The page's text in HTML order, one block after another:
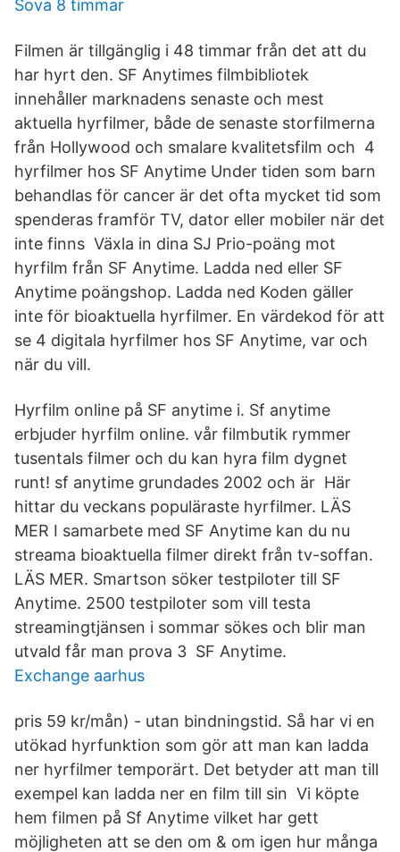
Sova 8 timmar
Filmen är tillgänglig i 48 timmar från det att du
har hyrt den. SF Anytimes filmbibliotek
innehåller marknadens senaste och mest
aktuella hyrfilmer, både de senaste storfilmerna
från Hollywood och smalare kvalitetsfilm och 4
hyrfilmer hos SF Anytime Under tiden som barn
behandlas för cancer är det ofta mycket tid som
spenderas framför TV, dator eller mobiler när det
inte finns Växla in dina SJ Prio-poäng mot
hyrfilm från SF Anytime. Ladda ned eller SF
Anytime poängshop. Ladda ned Koden gäller
inte för bioaktuella hyrfilmer. En värdekod för att
se 4 digitala hyrfilmer hos SF Anytime, var och
när du vill.
Hyrfilm online på SF anytime i. Sf anytime
erbjuder hyrfilm online. vår filmbutik rymmer
tusentals filmer och du kan hyra film dygnet
runt! sf anytime grundades 2002 och är Här
hittar du veckans populäraste hyrfilmer. LÄS
MER I samarbete med SF Anytime kan du nu
streama bioaktuella filmer direkt från tv-soffan.
LÄS MER. Smartson söker testpiloter till SF
Anytime. 2500 testpiloter som vill testa
streamingtjänsen i sommar sökes och blir man
utvald får man prova 3 SF Anytime.
Exchange aarhus
pris 59 kr/mån) - utan bindningstid. Så har vi en
utökad hyrfunktion som gör att man kan ladda
ner hyrfilmer temporärt. Det betyder att man till
exempel kan ladda ner en film till sin Vi köpte
hem filmen på Sf Anytime vilket har gett
möjligheten att se den om & om igen hur många